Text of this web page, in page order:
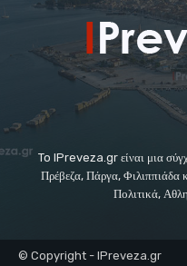
To IPreveza.gr είναι μια
Πρέβεζα, Πάργα, Φιλιππιάδα
Πολιτικά,
© Copyright - IPreveza.gr